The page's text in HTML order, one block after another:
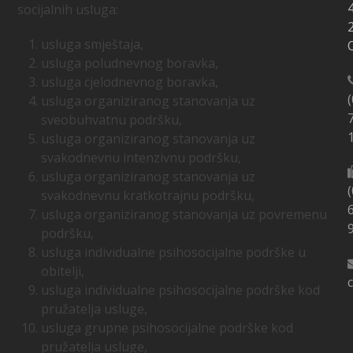
socijalnih usluga:
usluga smještaja,
usluga poludnevnog boravka,
usluga cjelodnevnog boravka,
usluga organiziranog stanovanja uz
sveobuhvatnu podršku,
usluga organiziranog stanovanja uz
svakodnevnu intenzivnu podršku,
usluga organiziranog stanovanja uz
svakodnevnu kratkotrajnu podršku,
usluga organiziranog stanovanja uz povremenu
podršku,
usluga individualne psihosocijalne podrške u
obitelji,
usluga individualne psihosocijalne podrške kod
pružatelja usluge,
usluga grupne psihosocijalne podrške kod
pružatelja usluge,